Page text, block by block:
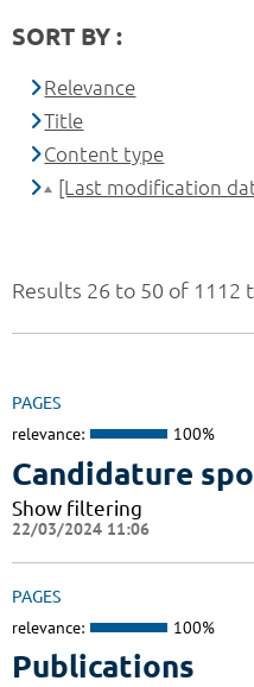
Results 26 to 50 of 1112
PAGES
relevance: 100%
Candidature
Show filtering
22/03/2024 11:06
PAGES
relevance: 100%
Publications
SORT BY :
Relevance
Title
Content type
[Last modification